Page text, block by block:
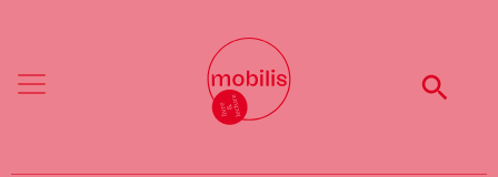
Menu
principal
Menu